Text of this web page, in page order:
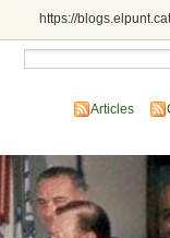
https://
Articles